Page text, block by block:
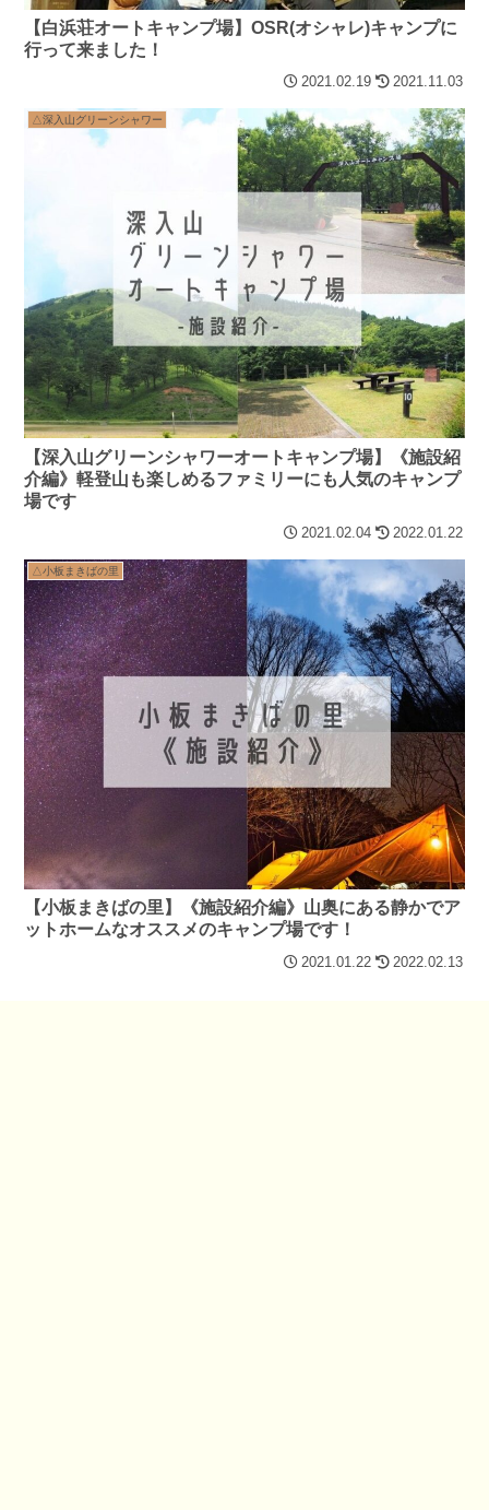
【白浜荘オートキャンプ場】OSR(オシャレ)キャンプに
行って来ました！
2021.02.19 2021.11.03
△深入山グリーンシャワー
【深入山グリーンシャワーオートキャンプ場】《施設紹
介編》軽登山も楽しめるファミリーにも人気のキャンプ
場です
2021.02.04 2022.01.22
△小板まきばの里
【小板まきばの里】《施設紹介編》山奥にある静かでア
ットホームなオススメのキャンプ場です！
2021.01.22 2022.02.13